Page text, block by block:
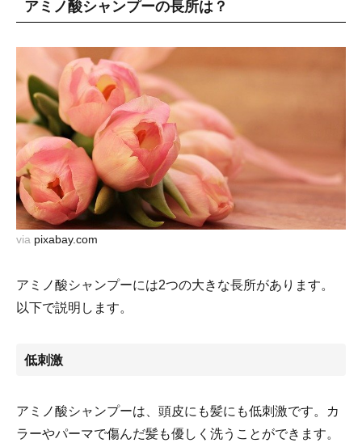
アミノ酸シャンプーの長所は？
via pixabay.com
アミノ酸シャンプーには2つの大きな長所があります。
以下で説明します。
低刺激
アミノ酸シャンプーは、頭皮にも髪にも低刺激です。カ
ラーやパーマで傷んだ髪も優しく洗うことができます。